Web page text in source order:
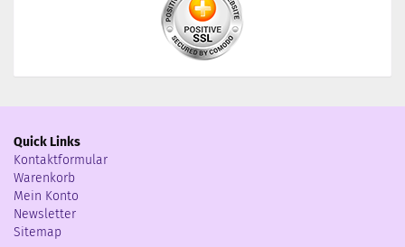
Quick Links
Kontaktformular
Warenkorb
Mein Konto
Newsletter
Sitemap